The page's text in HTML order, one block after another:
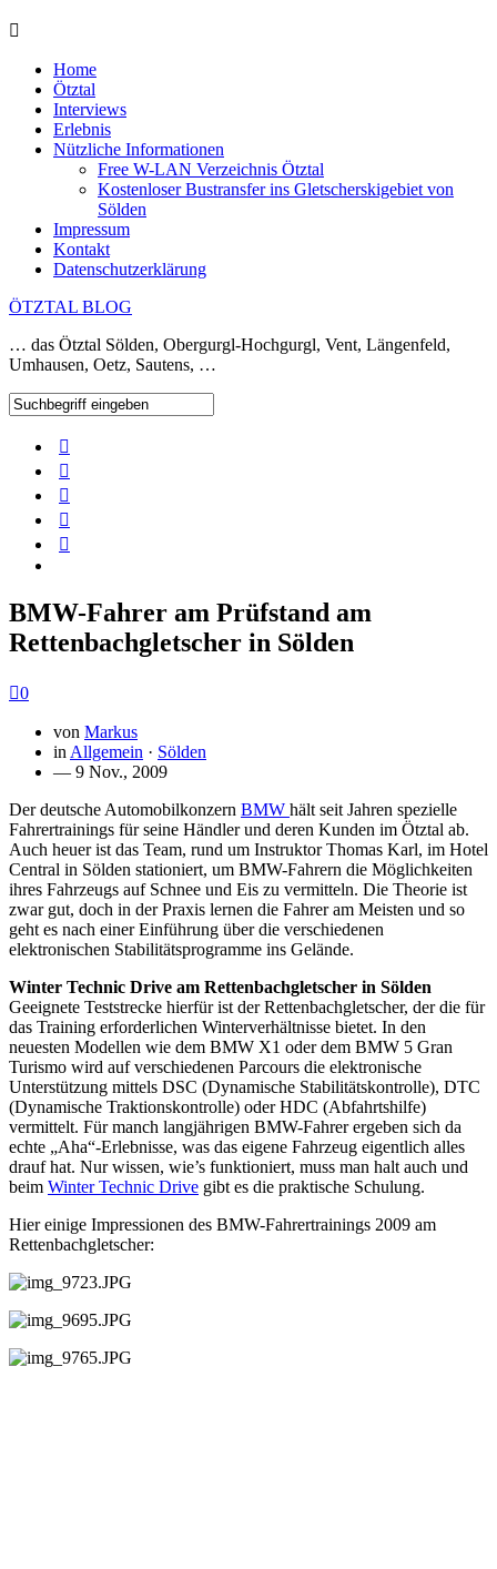
Home
Ötztal
Interviews
Erlebnis
Nützliche Informationen
Free W-LAN Verzeichnis Ötztal
Kostenloser Bustransfer ins Gletscherskigebiet von
Sölden
Impressum
Kontakt
Datenschutzerklärung
ÖTZTAL BLOG
… das Ötztal Sölden, Obergurgl-Hochgurgl, Vent, Längenfeld,
Umhausen, Oetz, Sautens, …
BMW-Fahrer am Prüfstand am
Rettenbachgletscher in Sölden
0
von Markus
in Allgemein · Sölden
— 9 Nov., 2009
Der deutsche Automobilkonzern BMW hält seit Jahren spezielle
Fahrertrainings für seine Händler und deren Kunden im Ötztal ab.
Auch heuer ist das Team, rund um Instruktor Thomas Karl, im Hotel
Central in Sölden stationiert, um BMW-Fahrern die Möglichkeiten
ihres Fahrzeugs auf Schnee und Eis zu vermitteln. Die Theorie ist
zwar gut, doch in der Praxis lernen die Fahrer am Meisten und so
geht es nach einer Einführung über die verschiedenen
elektronischen Stabilitätsprogramme ins Gelände.
Winter Technic Drive am Rettenbachgletscher in Sölden
Geeignete Teststrecke hierfür ist der Rettenbachgletscher, der die für
das Training erforderlichen Winterverhältnisse bietet. In den
neuesten Modellen wie dem BMW X1 oder dem BMW 5 Gran
Turismo wird auf verschiedenen Parcours die elektronische
Unterstützung mittels DSC (Dynamische Stabilitätskontrolle), DTC
(Dynamische Traktionskontrolle) oder HDC (Abfahrtshilfe)
vermittelt. Für manch langjährigen BMW-Fahrer ergeben sich da
echte „Aha“-Erlebnisse, was das eigene Fahrzeug eigentlich alles
drauf hat. Nur wissen, wie’s funktioniert, muss man halt auch und
beim Winter Technic Drive gibt es die praktische Schulung.
Hier einige Impressionen des BMW-Fahrertrainings 2009 am
Rettenbachgletscher: